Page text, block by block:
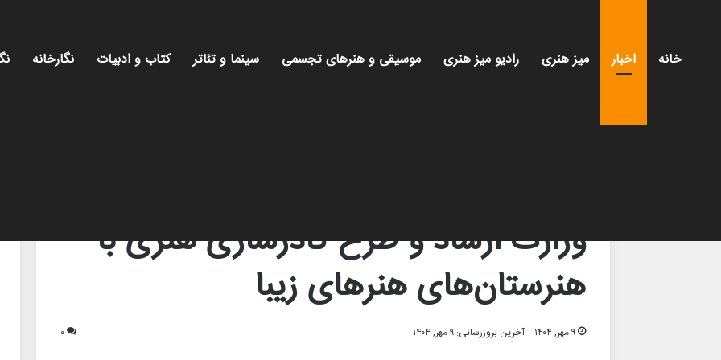
خانه اخبار میز هنری رادیو میز هنری موسیقی و هنرهای تجسمی سینما و تئاتر کتاب و ادبیات نگارخانه
وزارت ارشاد و طرح کادرسازی هنری با
هنرستان‌های هنرهای زیبا
۹ مهر, ۱۴۰۴ آخرین بروزرسانی: ۹ مهر, ۱۴۰۴ ۰